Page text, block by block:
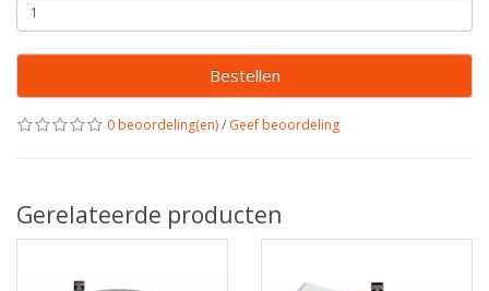
Bestellen
0 beoordeling(en)/ Geef beoordeling
Gerelateerde producten